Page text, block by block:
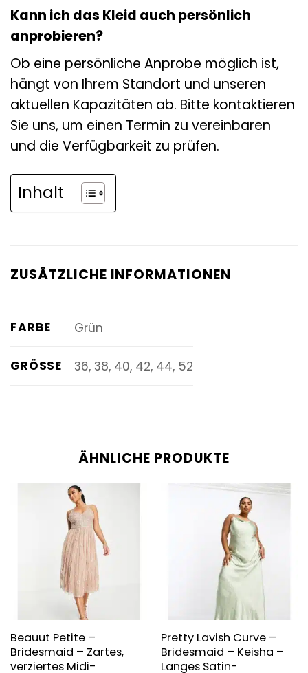
Kann ich das Kleid auch persönlich
anprobieren?
Ob eine persönliche Anprobe möglich ist,
hängt von Ihrem Standort und unseren
aktuellen Kapazitäten ab. Bitte kontaktieren
Sie uns, um einen Termin zu vereinbaren
und die Verfügbarkeit zu prüfen.
Inhalt
ZUSÄTZLICHE INFORMATIONEN
FARBE Grün
GRÖSSE 36, 38, 40, 42, 44, 52
ÄHNLICHE PRODUKTE
Beauut Petite –
Bridesmaid – Zartes,
verziertes Midi-
Pretty Lavish Curve –
Bridesmaid – Keisha –
Langes Satin-